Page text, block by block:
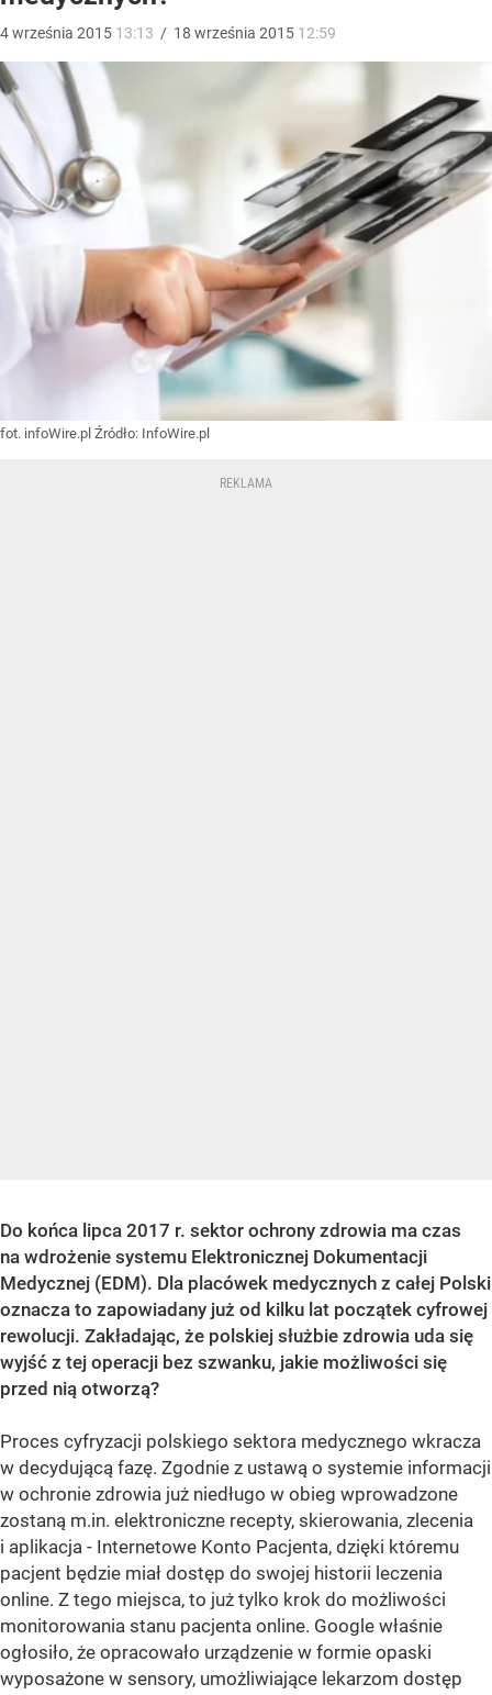
4września 2015 13:13 / 18 września 2015 12:59
fot. infoWire.pl Źródło: InfoWire.pl
Do końca lipca 2017 r. sektor ochrony zdrowia ma czas
na wdrożenie systemu Elektronicznej Dokumentacji
Medycznej (EDM). Dla placówek medycznych z całej Polski
oznacza to zapowiadany już od kilku lat początek cyfrowej
rewolucji. Zakładając, że polskiej służbie zdrowia uda się
wyjść z tej operacji bez szwanku, jakie możliwości się
przed nią otworzą?
Proces cyfryzacji polskiego sektora medycznego wkracza
w decydującą fazę. Zgodnie z ustawą o systemie informacji
w ochronie zdrowia już niedługo w obieg wprowadzone
zostaną m.in. elektroniczne recepty, skierowania, zlecenia
i aplikacja - Internetowe Konto Pacjenta, dzięki któremu
pacjent będzie miał dostęp do swojej historii leczenia
online. Z tego miejsca, to już tylko krok do możliwości
monitorowania stanu pacjenta online. Google właśnie
ogłosiło, że opracowało urządzenie w formie opaski
wyposażone w sensory, umożliwiające lekarzom dostęp